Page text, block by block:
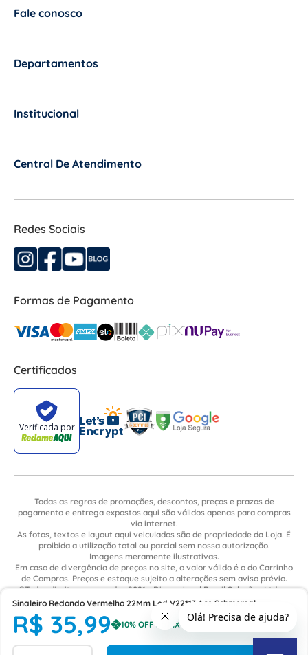
Sinaleiro Redondo Vermelho 22Mm Led V22113 Ace Schmersal
R$ 35,99
Fale conosco
Departamentos
Institucional
Central De Atendimento
Redes Sociais
Formas de Pagamento
Certificados
Todas as regras de promoções, descontos, preços e prazos de
pagamento e entrega expostos aqui são válidos apenas para compras
via internet.
As fotos, textos e layout aqui veiculados são de propriedade da Loja. É
proibida a utilização total ou parcial sem nossa autorização.
Imagens meramente ilustrativas.
Em caso de divergência de preços no site, o valor válido é o do Carrinho
de Compras. Preços e estoque sujeito a alterações sem aviso prévio.
©Todos direitos reservados 2021 - Dimensional Brasil Soluções Ltda. -
CNPJ: 06.913.480/0015-63 - Avenida Armando Ragonha, 190 - Bairro
Village Limeira. Pavilhão Sítio São João - Limeira - SP / CEP: 13.481-316